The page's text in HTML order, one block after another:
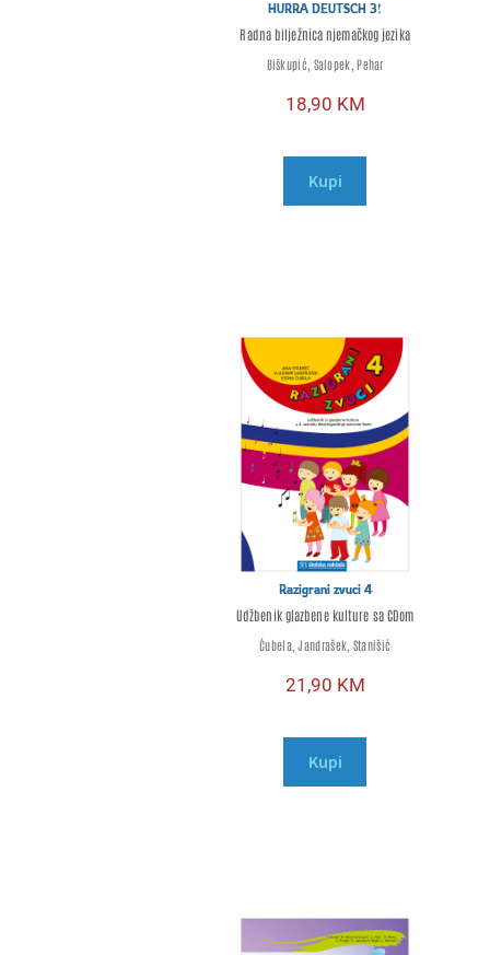
HURRA DEUTSCH 3!
Radna bilježnica njemačkog jezika
Biškupić, Salopek, Pehar
18,90 KM
Kupi
Razigrani zvuci 4
Udžbenik glazbene kulture sa CDom
Ćubela, Jandrašek, Stanišić
21,90 KM
Kupi